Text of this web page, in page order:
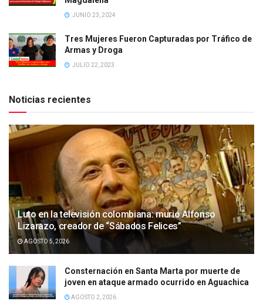
JUNIO 23, 2024
Tres Mujeres Fueron Capturadas por Tráfico de
Armas y Droga
JULIO 22, 2023
Noticias recientes
Luto en la televisión colombiana: murió Alfonso
Lizarazo, creador de “Sábados Felices”
AGOSTO 5, 2026
Consternación en Santa Marta por muerte de
joven en ataque armado ocurrido en Aguachica
AGOSTO 2, 2026